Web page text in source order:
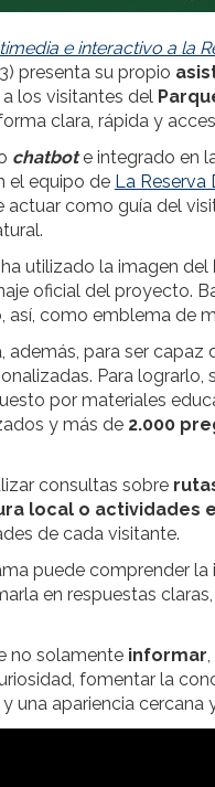
e interactivo a la
presenta su propio
los visitantes del
clara, rápida y
chatbote integrado en
el equipo de La Reserva
actuar como guía del
utilizado la imagen del
oficial del proyecto.
así, como emblema de
para ser
Para lograrlo,
por materiales
y más de 2.000
consultas sobre
local o actividades
de cada visitante.
puede comprender
en respuestas
no solamente informar
fomentar la
una apariencia cercana